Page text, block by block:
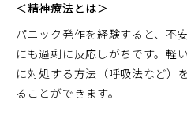
＜精神療法とは＞
パニック発作を経験すると、不
にも過剰に反応しがちです。軽
に対処する方法（呼吸法など）
ることができます。